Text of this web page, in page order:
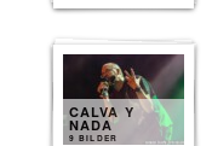
CALVA Y
NADA
9 BILDER